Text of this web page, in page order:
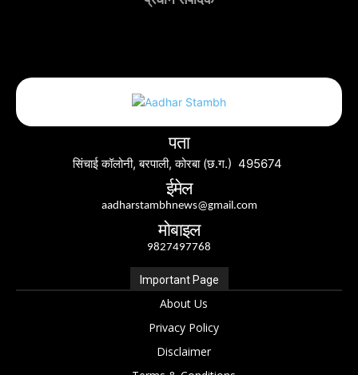
पता
सिंचाई कॉलोनी, बरपाली, कोरबा (छ.ग.) 495674
ईमेल
aadharstambhnews@gmail.com
मोबाइल
9827497768
Important Page
About Us
Privacy Policy
Disclaimer